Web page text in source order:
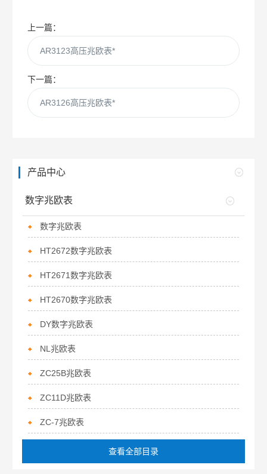
上一篇：
AR3123高压兆欧表*
下一篇：
AR3126高压兆欧表*
产品中心
数字兆欧表
数字兆欧表
HT2672数字兆欧表
HT2671数字兆欧表
HT2670数字兆欧表
DY数字兆欧表
NL兆欧表
ZC25B兆欧表
ZC11D兆欧表
ZC-7兆欧表
查看全部目录